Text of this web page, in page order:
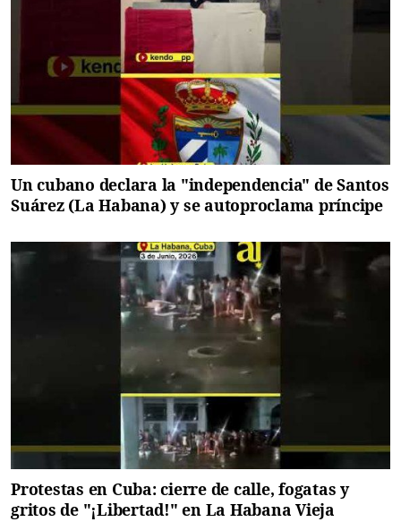
Un cubano declara la "independencia" de Santos
Suárez (La Habana) y se autoproclama príncipe
Protestas en Cuba: cierre de calle, fogatas y
gritos de "¡Libertad!" en La Habana Vieja